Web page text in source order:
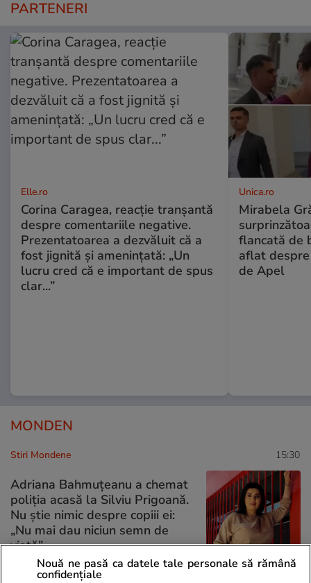
PARTENERI
Elle.ro
Corina Caragea, reacție tranșantă
despre comentariile negative.
Prezentatoarea a dezvăluit că a
fost jignită și amenințată: „Un
lucru cred că e important de spus
clar...”
Unica.ro
Mirabela
flancată de
aflat
de Apel
MONDEN
Stiri Mondene 15:30
Adriana Bahmuțeanu a chemat
poliția acasă la Silviu Prigoană.
Nu știe nimic despre copiii ei:
„Nu mai dau niciun semn de
viață”
Nouă ne pasă ca datele tale personale să rămână
confidențiale